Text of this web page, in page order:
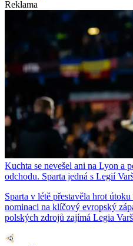
Reklama
Kuchta se nevešel ani na Lyon a
odchodu. Sparta jedná s Legií
Sparta v létě přestavěla hrot
nominaci na klíčový evropský
polských zdrojů zajímá Legia